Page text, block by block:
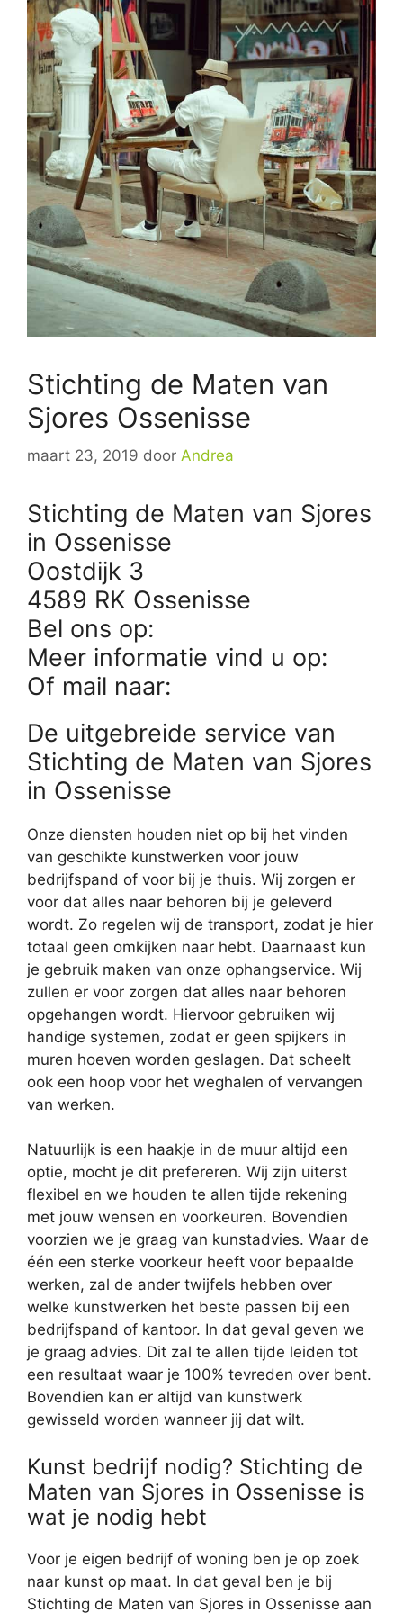
Stichting de Maten van
Sjores Ossenisse
maart 23, 2019 door Andrea
Stichting de Maten van Sjores
in Ossenisse
Oostdijk 3
4589 RK Ossenisse
Bel ons op:
Meer informatie vind u op:
Of mail naar:
De uitgebreide service van
Stichting de Maten van Sjores
in Ossenisse
Onze diensten houden niet op bij het vinden
van geschikte kunstwerken voor jouw
bedrijfspand of voor bij je thuis. Wij zorgen er
voor dat alles naar behoren bij je geleverd
wordt. Zo regelen wij de transport, zodat je hier
totaal geen omkijken naar hebt. Daarnaast kun
je gebruik maken van onze ophangservice. Wij
zullen er voor zorgen dat alles naar behoren
opgehangen wordt. Hiervoor gebruiken wij
handige systemen, zodat er geen spijkers in
muren hoeven worden geslagen. Dat scheelt
ook een hoop voor het weghalen of vervangen
van werken.
Natuurlijk is een haakje in de muur altijd een
optie, mocht je dit prefereren. Wij zijn uiterst
flexibel en we houden te allen tijde rekening
met jouw wensen en voorkeuren. Bovendien
voorzien we je graag van kunstadvies. Waar de
één een sterke voorkeur heeft voor bepaalde
werken, zal de ander twijfels hebben over
welke kunstwerken het beste passen bij een
bedrijfspand of kantoor. In dat geval geven we
je graag advies. Dit zal te allen tijde leiden tot
een resultaat waar je 100% tevreden over bent.
Bovendien kan er altijd van kunstwerk
gewisseld worden wanneer jij dat wilt.
Kunst bedrijf nodig? Stichting de
Maten van Sjores in Ossenisse is
wat je nodig hebt
Voor je eigen bedrijf of woning ben je op zoek
naar kunst op maat. In dat geval ben je bij
Stichting de Maten van Sjores in Ossenisse aan